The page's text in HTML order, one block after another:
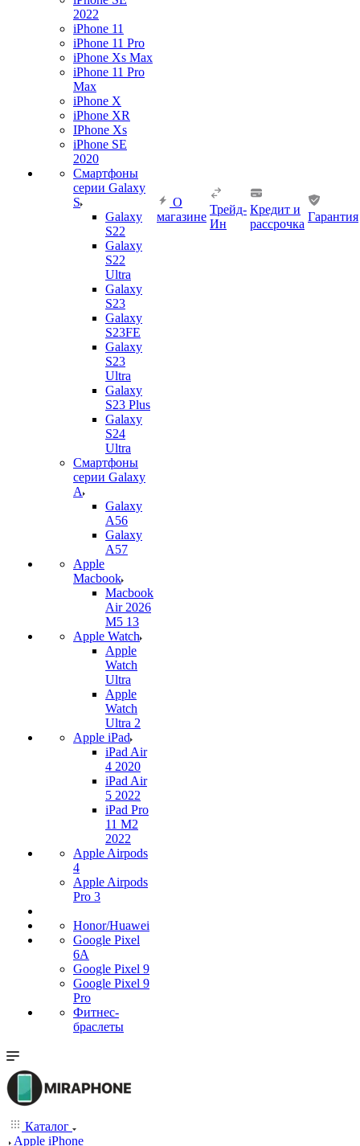
2022
iPhone 11
iPhone 11 Pro
iPhone Xs Max
iPhone 11 Pro
Max
iPhone X
iPhone XR
IPhone Xs
iPhone SE
2020
Смартфоны
серии Galaxy
S
Galaxy
S22
Galaxy
S22
Ultra
Galaxy
S23
Galaxy
S23FE
Galaxy
S23
Ultra
Galaxy
S23 Plus
Galaxy
S24
Ultra
Смартфоны
серии Galaxy
A
Galaxy
A56
Galaxy
A57
Apple
Macbook
Macbook
Air 2026
M5 13
Apple Watch
Apple
Watch
Ultra
Apple
Watch
Ultra 2
Apple iPad
iPad Air
4 2020
iPad Air
5 2022
iPad Pro
11 M2
2022
Apple Airpods
4
Apple Airpods
Pro 3
Honor/Huawei
Google Pixel
6A
Google Pixel 9
Google Pixel 9
Pro
Фитнес-
браслеты
О
магазине
Трейд-
Ин
Кредит и
рассрочка
Гарантия
Каталог
Apple iPhone